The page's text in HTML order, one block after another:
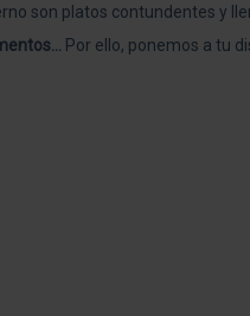
son platos contundentes y
Por ello, ponemos a tu